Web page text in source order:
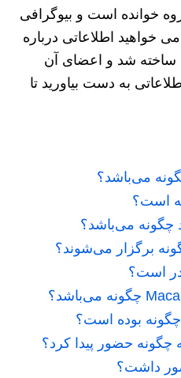
خوانده‌ است و بیوگرافی
‌خواهید اطلاعاتی درباره
ساخته شد و اعضای آن
به دست بیاورید تا
می‌باشد؟
است؟
چگونه می‌باشد؟
برگزار می‌شوند؟
است؟
چگونه حضور پیدا کرد؟
داشت؟